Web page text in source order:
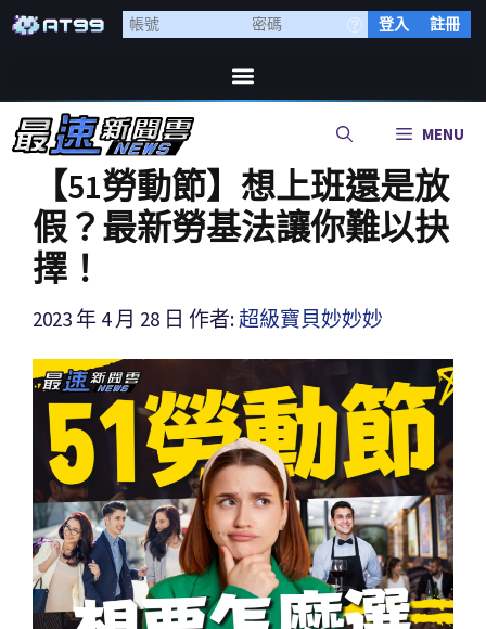
登入 註冊
MENU
【51勞動節】想上班還是放
假？最新勞基法讓你難以抉
擇！
2023 年 4 月 28 日 作者: 超級寶貝妙妙妙